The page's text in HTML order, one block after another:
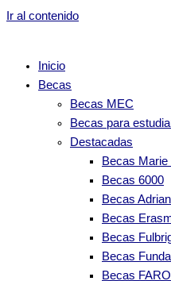
Ir al contenido
Inicio
Becas
Becas MEC
Becas para
Destacadas
Becas Marie
Becas 6000
Becas
Becas
Becas
Becas
Becas FARO